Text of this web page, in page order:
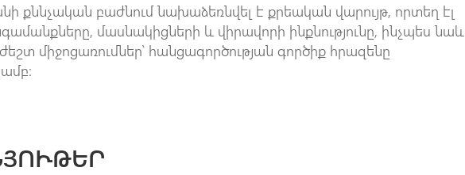
քննչական բաժնում նախաձեռնվել է քրեական վարույթ, որտեղ էլ
մասնակիցների և վիրավորի ինքնությունը, ինչպես նաև
միջոցառումներ՝ հանցագործության գործիք հրազենը